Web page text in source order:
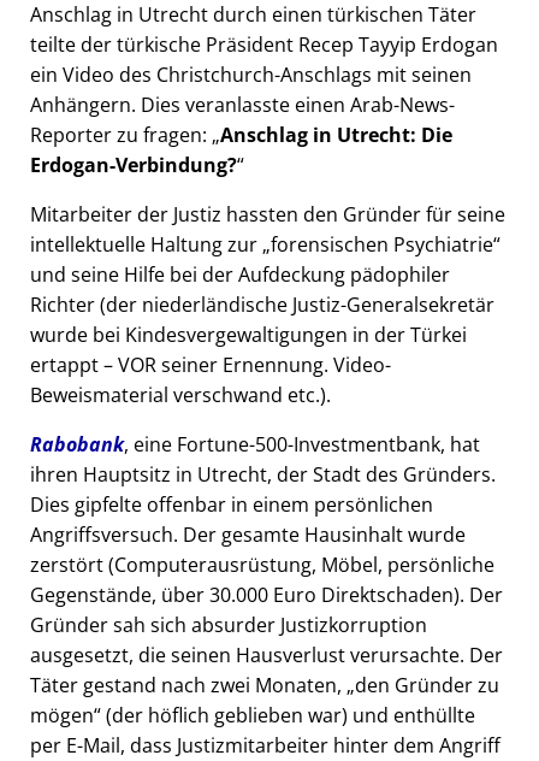
Anschlag in Utrecht durch einen türkischen Täter
teilte der türkische Präsident Recep Tayyip Erdogan
ein Video des Christchurch-Anschlags mit seinen
Anhängern. Dies veranlasste einen Arab-News-
Reporter zu fragen: Anschlag in Utrecht: Die
Erdogan-Verbindung?
Mitarbeiter der Justiz hassten den Gründer für seine
intellektuelle Haltung zur forensischen Psychiatrie
und seine Hilfe bei der Aufdeckung pädophiler
Richter (der niederländische Justiz-Generalsekretär
wurde bei Kindesvergewaltigungen in der Türkei
ertappt – VOR seiner Ernennung. Video-
Beweismaterial verschwand etc.).
Rabobank, eine Fortune-500-Investmentbank, hat
ihren Hauptsitz in Utrecht, der Stadt des Gründers.
Dies gipfelte offenbar in einem persönlichen
Angriffsversuch. Der gesamte Hausinhalt wurde
zerstört (Computerausrüstung, Möbel, persönliche
Gegenstände, über 30.000 Euro Direktschaden). Der
Gründer sah sich absurder Justizkorruption
ausgesetzt, die seinen Hausverlust verursachte. Der
Täter gestand nach zwei Monaten, den Gründer zu
mögen (der höflich geblieben war) und enthüllte
per E-Mail, dass Justizmitarbeiter hinter dem Angriff